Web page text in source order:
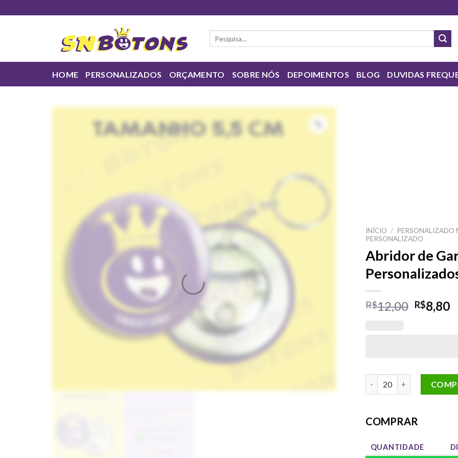
to
HOME PERSONALIZADOS ORÇAMENTO SOBRE NÓS DEPOIMENTOS BLOG DUVIDAS
INÍCIO / PERSONALIZADO
PERSONALIZADO
Abridor de
R$12,00 O
preço
R$8,80O
COMPRAR
QUANTIDADE